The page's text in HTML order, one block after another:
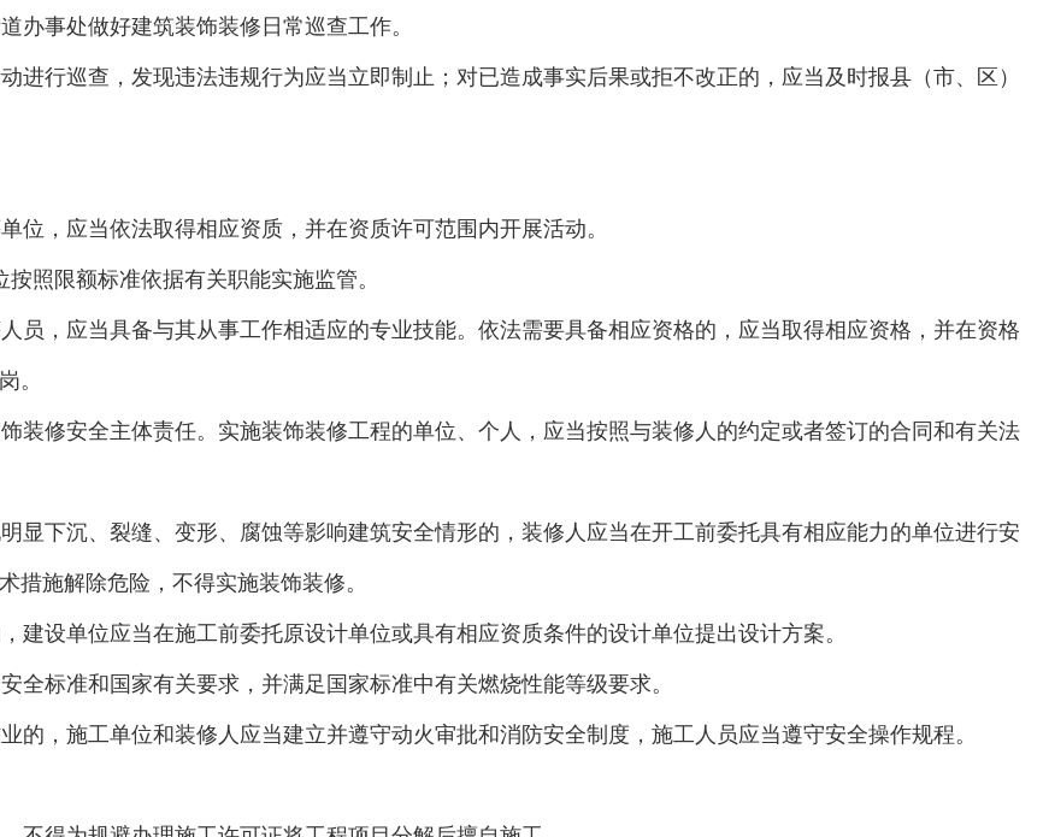
办事处做好建筑装饰装修日常巡查工作。
行巡查，发现违法违规行为应当立即制止；对已造成事实后果或拒不改正的，应当及时报县（市、区）
，应当依法取得相应资质，并在资质许可范围内开展活动。
照限额标准依据有关职能实施监管。
员，应当具备与其从事工作相适应的专业技能。依法需要具备相应资格的，应当取得相应资格，并在资格
。
装修安全主体责任。实施装饰装修工程的单位、个人，应当按照与装修人的约定或者签订的合同和有关法
显下沉、裂缝、变形、腐蚀等影响建筑安全情形的，装修人应当在开工前委托具有相应能力的单位进行安
措施解除危险，不得实施装饰装修。
设单位应当在施工前委托原设计单位或具有相应资质条件的设计单位提出设计方案。
标准和国家有关要求，并满足国家标准中有关燃烧性能等级要求。
，施工单位和装修人应当建立并遵守动火审批和消防安全制度，施工人员应当遵守安全操作规程。